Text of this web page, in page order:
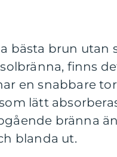
bästa brun
finns
en snabbare
lätt
bränna
blanda ut.